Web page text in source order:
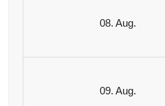
08. Aug.
09. Aug.